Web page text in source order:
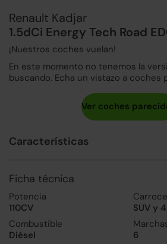
Renault Kadjar
1.5dCi Energy Tech Road
¡Nuestros coches vuelan!
En este momento no tenemos la
buscando. Echa un vistazo a coches
Características
Ficha técnica
Potencia
110CV
SUV y
Combustible
Diésel
6